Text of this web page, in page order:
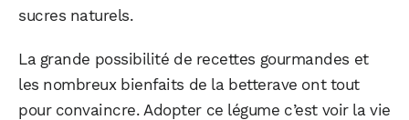
sucres naturels.
La grande possibilité de recettes gourmandes et
les nombreux bienfaits de la betterave ont tout
pour convaincre. Adopter ce légume c’est voir la vie